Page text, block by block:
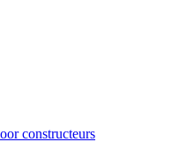
constructeurs